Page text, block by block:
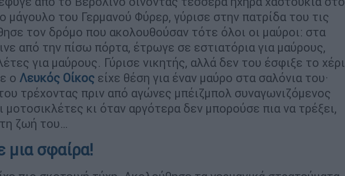
μάγουλο του Γερμανού Φύρερ, γύρισε στην πατρίδα του τις
τον δρόμο που ακολουθούσαν τότε όλοι οι μαύροι: στα
από την πίσω πόρτα, έτρωγε σε εστιατόρια για μαύρους,
για μαύρους. Γύρισε νικητής, αλλά δεν του έσφιξε το χέρι
ο Λευκός Οίκος είχε θέση για έναν μαύρο στα σαλόνια του·
τρέχοντας πριν από αγώνες μπέιζμπολ συναγωνιζόμενος
μοτοσικλέτες κι όταν αργότερα δεν μπορούσε πια να τρέξει,
ζωή του…
μια σφαίρα!